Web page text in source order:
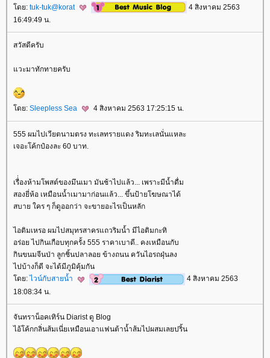
ดย: tuk-tuk@korat
4 สิงหาคม 2563
16:49:49 น.
สวัสดีครับ
วะมาทักทายครับ
ดย: Sleepless Sea 4 สิงหาคม 2563 17:25:15 น.
555 ผมไปเวียตนามตรง ทะเลทรายแดง ริมทะเลนั่นแหละ
เจอะโค้กป๋องละ 60 บาท.
เรื่่องห้ามโพสต์ของมึนเมา มันช้าไปแล้ว... เพราะมีน้ำดื่ม
สองยี่ห้อ เหมือนน้ำเมามาก่อนแล้ว... ขึ้นป้ายโฆษณาได้
สบาย ใคร ๆ ก็ดูออกว่า จะขายอะไรเป็นหลัก
ไอติมเหรอ ผมไปสมุทรสาครแถวริมน้ำ มีไอติมกะทิ
อร่อย ไปกินเกือบทุกครั้ง 555 ราคาเบาดี.. คงเหมือนกับ
กินขนมจีนป่า ลูกชิ้นปลาลอย ข้างถนน ควันไอรถฝุ่นลง
ไปบ้างก็ดี จะได้มีภูมิคุ้มกัน
ดย: ไวน์กับสายน้ำ
4 สิงหาคม 2563
18:08:34 น.
จันทราน็อคเทิร์น Diarist ดู Blog
ไอ้โค้กกลิ่นส้มเนี่ยเหมือนเอาแฟนต้าน้ำส้มไปผสมเลยปริ้น